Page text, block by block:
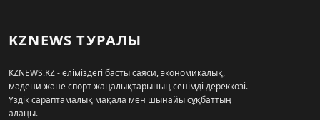
KZNEWS ТУРАЛЫ
KZNEWS.KZ - еліміздегі басты саяси, экономикалық,
мәдени және спорт жаңалықтарының сенімді дереккөзі.
Үздік сараптамалық мақала мен шынайы сұқбаттың
алаңы.